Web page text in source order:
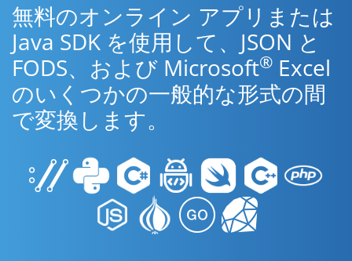
無料のオンライン アプリまたは
Java SDK を使用して、JSON と
FODS、および Microsoft® Excel
のいくつかの一般的な形式の間
で変換します。